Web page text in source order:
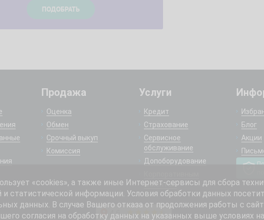
Продажа
Оценка
Обмен
Срочный выкуп
Комиссия
Услуги
Кредит
Страхование
Сервисное
обслуживание
Допоборудование
клиентам
Блог
Акции
«cookies», а также иные Интернет-сервисы для сбора
и статистической информации. Условия обработки данных
данных. В случае Вашего отказа от продолжения работы с
согласия на обработку данных на указанных выше условиях